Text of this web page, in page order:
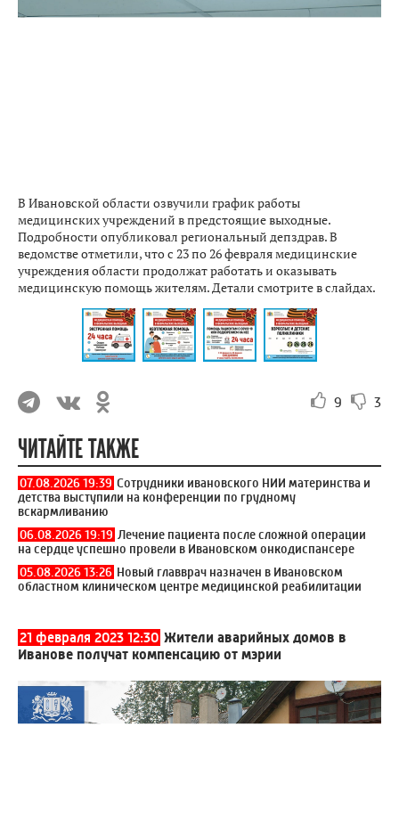
В Ивановской области озвучили график работы
медицинских учреждений в предстоящие выходные.
Подробности опубликовал региональный депздрав. В
ведомстве отметили, что с 23 по 26 февраля медицинские
учреждения области продолжат работать и оказывать
медицинскую помощь жителям. Детали смотрите в слайдах.
9 3
ЧИТАЙТЕ ТАКЖЕ
07.08.2026 19:39 Сотрудники ивановского НИИ материнства и
детства выступили на конференции по грудному
вскармливанию
06.08.2026 19:19 Лечение пациента после сложной операции
на сердце успешно провели в Ивановском онкодиспансере
05.08.2026 13:26 Новый главврач назначен в Ивановском
областном клиническом центре медицинской реабилитации
21 февраля 2023 12:30 Жители аварийных домов в
Иванове получат компенсацию от мэрии